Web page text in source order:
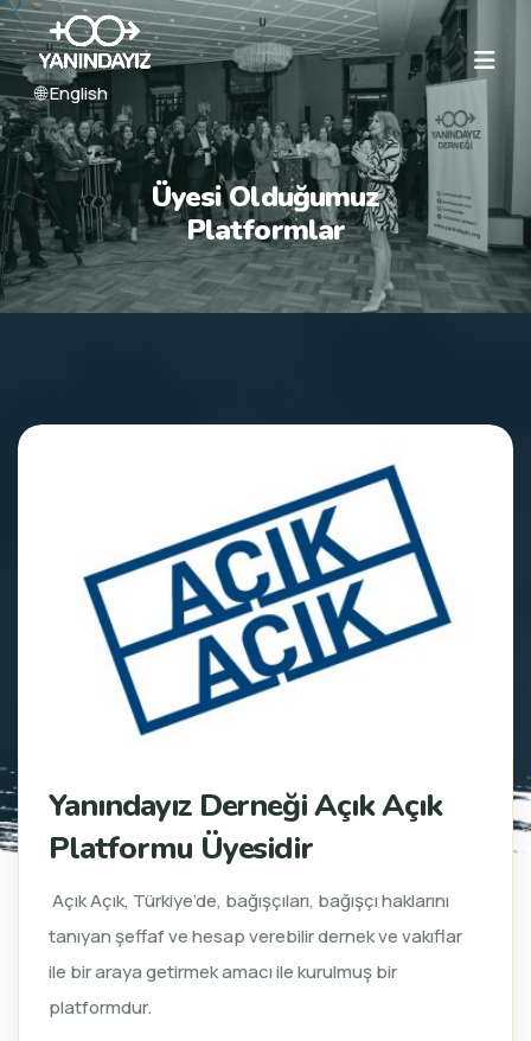
🌐 English
Üyesi Olduğumuz
Platformlar
Yanındayız Derneği Açık Açık
Platformu Üyesidir
Açık Açık, Türkiye’de, bağışçıları, bağışçı haklarını
tanıyan şeffaf ve hesap verebilir dernek ve vakıflar
ile bir araya getirmek amacı ile kurulmuş bir
platformdur.